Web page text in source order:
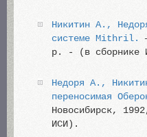
Никитин А.,
системе Mithril.
p. - (в сборнике
Недоря А.,
переносимая
Новосибирск,
ИСИ).